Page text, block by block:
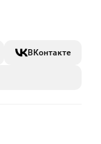
ВКонтакте